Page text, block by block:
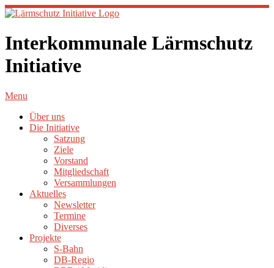
Interkommunale Lärmschutz
Initiative
Menu
Über uns
Die Initiative
Satzung
Ziele
Vorstand
Mitgliedschaft
Versammlungen
Aktuelles
Newsletter
Termine
Diverses
Projekte
S-Bahn
DB-Regio